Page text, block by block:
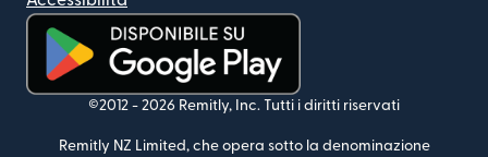
(si apre in una nuova finestra)
©2012 - 2026 Remitly, Inc. Tutti i diritti riservati
Remitly NZ Limited, che opera sotto la denominazione